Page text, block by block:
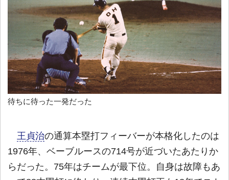
待ちに待った一発だった
王貞治の通算本塁打フィーバーが本格化したのは
1976年、ベーブルースの714号が近づいたあたりか
らだった。75年はチームが最下位。自身は故障もあ